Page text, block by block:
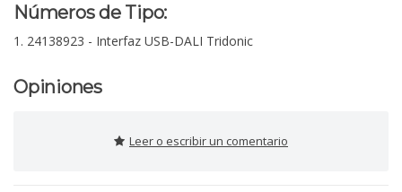
Números de Tipo:
1. 24138923 - Interfaz USB-DALI Tridonic
Opiniones
Leer o escribir un comentario